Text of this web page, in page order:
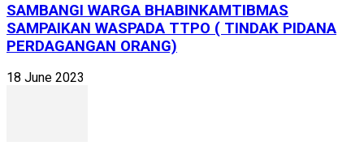
SAMBANGI WARGA BHABINKAMTIBMAS
SAMPAIKAN WASPADA TTPO ( TINDAK PIDANA
PERDAGANGAN ORANG)
18 June 2023